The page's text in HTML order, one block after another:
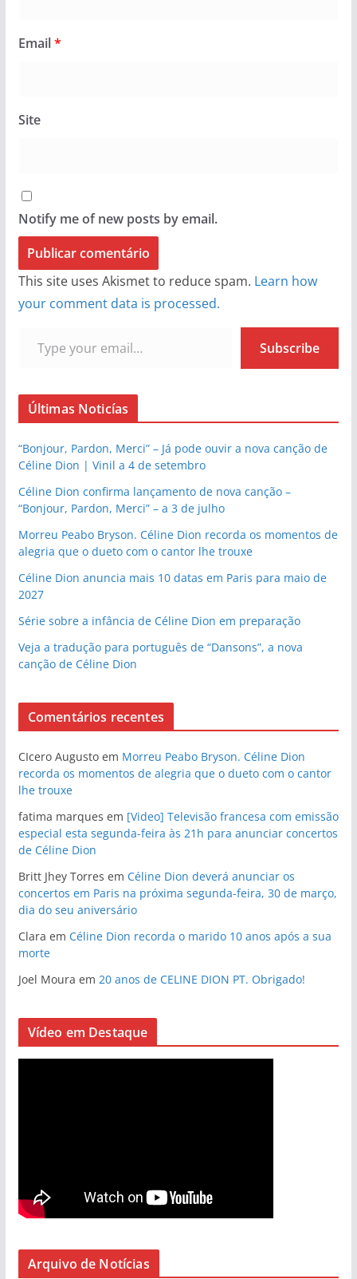
Email*
Site
Notify me of new posts by email.
This site uses Akismet to reduce spam. Learn how
your comment data is processed.
Subscribe
Últimas Noticías
“Bonjour, Pardon, Merci” – Já pode ouvir a nova canção de
Céline Dion | Vinil a 4 de setembro
Céline Dion confirma lançamento de nova canção –
“Bonjour, Pardon, Merci” – a 3 de julho
Morreu Peabo Bryson. Céline Dion recorda os momentos de
alegria que o dueto com o cantor lhe trouxe
Céline Dion anuncia mais 10 datas em Paris para maio de
2027
Série sobre a infância de Céline Dion em preparação
Veja a tradução para português de “Dansons”, a nova
canção de Céline Dion
Comentários recentes
CIcero Augustoem Morreu Peabo Bryson. Céline Dion
recorda os momentos de alegria que o dueto com o cantor
lhe trouxe
fatima marques em [Video] Televisão francesa com emissão
especial esta segunda-feira às 21h para anunciar concertos
de Céline Dion
Britt Jhey Torres em Céline Dion deverá anunciar os
concertos em Paris na próxima segunda-feira, 30 de março,
dia do seu aniversário
Clara em Céline Dion recorda o marido 10 anos após a sua
morte
Joel Moura em 20 anos de CELINE DION PT. Obrigado!
Vídeo em Destaque
Arquivo de Notícias